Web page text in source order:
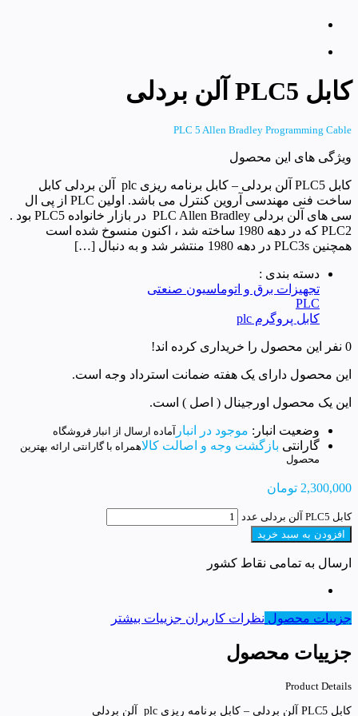
کابل PLC5 آلن بردلی
PLC 5 Allen Bradley Programming Cable
ویژگی های این محصول
کابل PLC5 آلن بردلی – کابل برنامه ریزی plc آلن بردلی کابل
ساخت فنی مهندسی آروین کنترل می باشد. اولین PLC از پی ال
سی های آلن بردلی PLC Allen Bradley در بازار خانواده PLC5 بود .
PLC2 که در دهه 1980 ساخته شد ، اکنون منسوخ شده است
همچنین PLC3s در دهه 1980 منتشر شد و به دنبال […]
دسته بندی :
تجهیزات برق و اتوماسیون صنعتی
PLC
کابل پروگرم plc
0 نفر این محصول را خریداری کرده اند!
این محصول دارای یک هفته ضمانت استرداد وجه است.
این یک محصول اورجینال ( اصل ) است.
وضعیت انبار: موجود در انبار آماده ارسال از انبار فروشگاه
گارانتی بازگشت وجه و اصالت کالاهمراه با گارانتی ارائه بهترین
محصول
2,300,000 تومان
کابل PLC5 آلن بردلی عدد
افزودن به سبد خرید
ارسال به تمامی نقاط کشور
جزییات محصول نظرات کاربران جزییات بیشتر
جزییات محصول
Product Details
کابل PLC5 آلن بردلی – کابل برنامه ریزی plc آلن بردلی